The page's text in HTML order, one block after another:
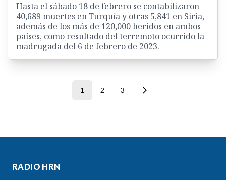
Hasta el sábado 18 de febrero se contabilizaron
40,689 muertes en Turquía y otras 5,841 en Siria,
además de los más de 120,000 heridos en ambos
países, como resultado del terremoto ocurrido la
madrugada del 6 de febrero de 2023.
1 2 3
RADIO HRN